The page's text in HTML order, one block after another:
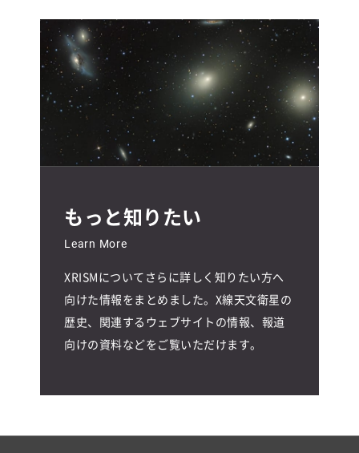
もっと知りたい
Learn More
XRISMについてさらに詳しく知りたい方へ
向けた情報をまとめました。X線天文衛星の
歴史、関連するウェブサイトの情報、報道
向けの資料などをご覧いただけます。